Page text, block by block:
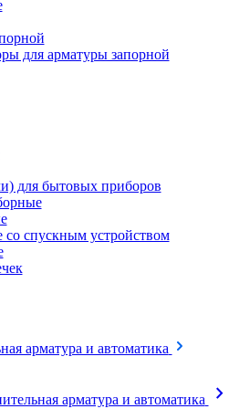
для арматуры запорной
для бытовых приборов
спускным устройством
арматура и автоматика
арматура и автоматика
chevron_right